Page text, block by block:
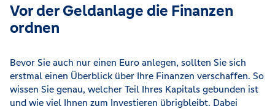
Vor der Geldanlage die Finanzen
ordnen
Bevor Sie auch nur einen Euro anlegen, sollten Sie sich
erstmal einen Überblick über Ihre Finanzen verschaffen. So
wissen Sie genau, welcher Teil Ihres Kapitals gebunden ist
und wie viel Ihnen zum Investieren übrigbleibt. Dabei